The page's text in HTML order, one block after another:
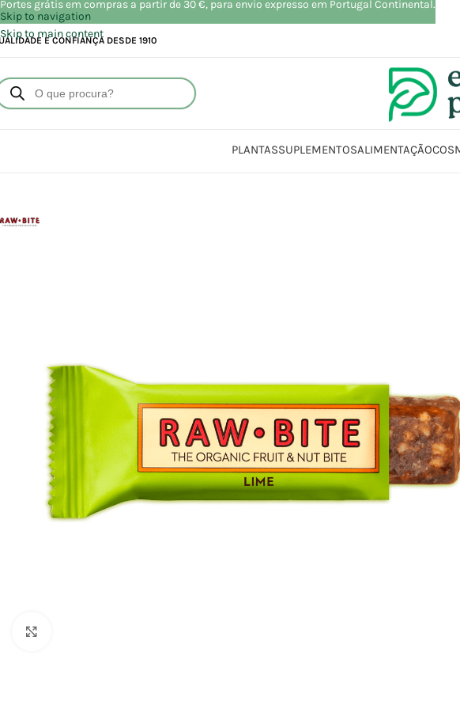
Skip to navigation
Skip to main content
E CONFIANÇA DESDE 1910
PLANTASSUPLEMENTOSALIMENTAÇÃO
Portes grátis em compras a partir de 30 €, para envio expresso em Portugal Continental.